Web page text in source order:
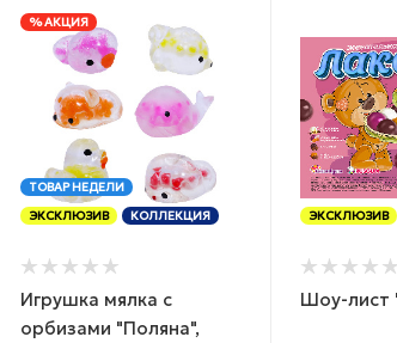
% АКЦИЯ
ТОВАР НЕДЕЛИ
ЭКСКЛЮЗИВ
КОЛЛЕКЦИЯ
Игрушка мялка с
орбизами "Поляна",
ЭКСКЛЮЗИВ
Шоу-лист